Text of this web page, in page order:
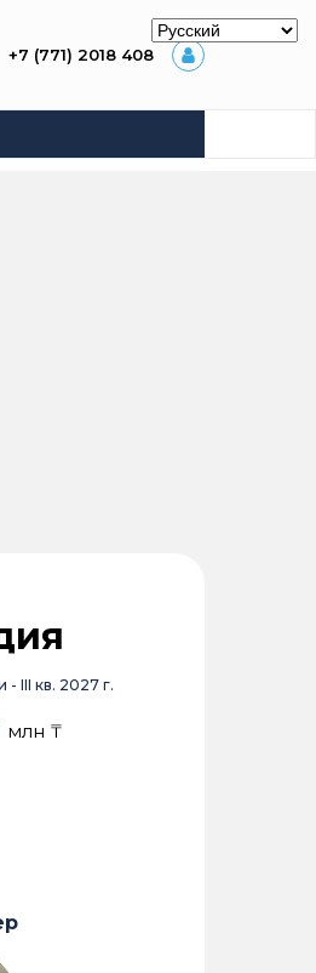
+7 (771) 2018 408
- III кв. 2027 г.
млн ₸